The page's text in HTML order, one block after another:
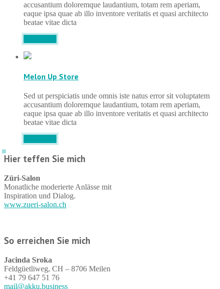
accusantium doloremque laudantium, totam rem aperiam,
eaque ipsa quae ab illo inventore veritatis et quasi architecto
beatae vitae dicta
Melon Up Store
Sed ut perspiciatis unde omnis iste natus error sit voluptatem
accusantium doloremque laudantium, totam rem aperiam,
eaque ipsa quae ab illo inventore veritatis et quasi architecto
beatae vitae dicta
Hier teffen Sie mich
Züri-Salon
Monatliche moderierte Anlässe mit
Inspiration und Dialog.
www.zueri-salon.ch
So erreichen Sie mich
Jacinda Sroka
Feldgüetliweg, CH – 8706 Meilen
+41 79 647 51 76
mail@akku.business